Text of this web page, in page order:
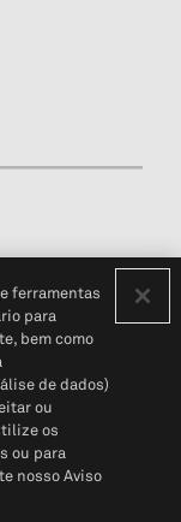
(em inglês)
Global
ferramentas
para
bem como
de dados)
ou
os
ou para
nosso Aviso